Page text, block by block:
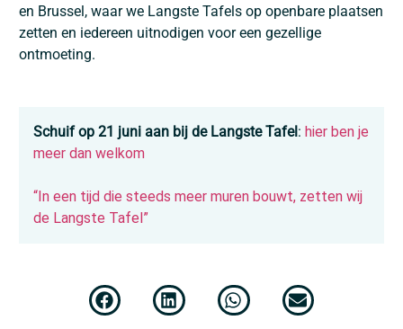
en Brussel, waar we Langste Tafels op openbare plaatsen
zetten en iedereen uitnodigen voor een gezellige
ontmoeting.
Schuif op 21 juni aan bij de Langste Tafel: hier ben je
meer dan welkom
“In een tijd die steeds meer muren bouwt, zetten wij
de Langste Tafel”